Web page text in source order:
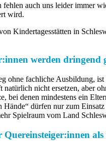
auch uns leider immer
wird.
Kindertagesstätten in
werden dringend
ohne fachliche Ausbildung,
nicht ersetzen, aber
bei denen mindestens ein
dürfen nur zum
Spielraum vom Land